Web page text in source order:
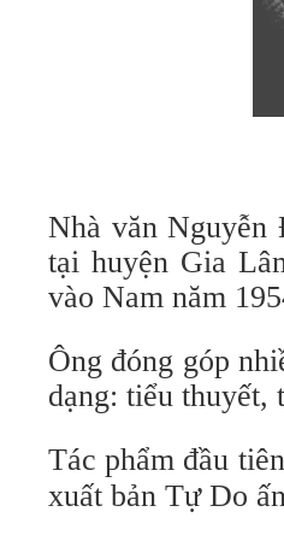
Nhà văn Nguyễn
tại huyện Gia
vào Nam năm
Ông đóng góp
dạng: tiểu thuyết,
Tác phẩm đầu
xuất bản Tự Do